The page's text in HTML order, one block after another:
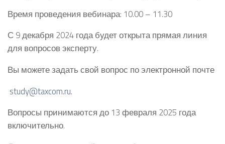
Время проведения вебинара: 10.00 – 11.30
С 9 декабря 2024 года будет открыта прямая линия
для вопросов эксперту.
Вы можете задать свой вопрос по электронной почте
study@taxcom.ru.
Вопросы принимаются до 13 февраля 2025 года
включительно.